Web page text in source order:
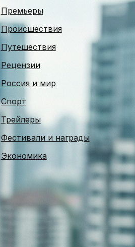
Премьеры
Происшествия
Путешествия
Рецензии
Россия и мир
Спорт
Трейлеры
Фестивали и награды
Экономика